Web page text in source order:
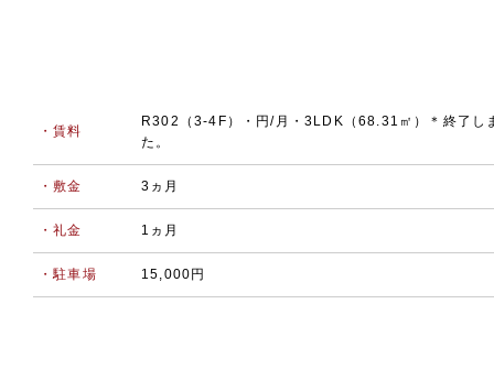
・賃料
R302（3-4F）・円/月・3LDK（68.31㎡）＊終了し
た。
・敷金 3ヵ月
・礼金 1ヵ月
・駐車場 15,000円